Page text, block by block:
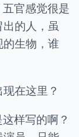
官感觉很是
的人，虽
生物，谁
在这里？
样写的啊？